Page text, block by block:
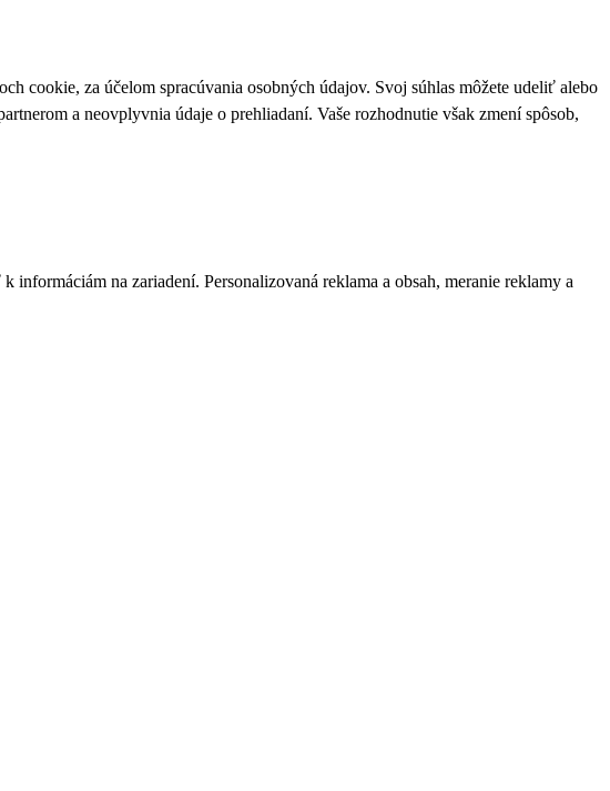
cookie, za účelom spracúvania osobných údajov. Svoj súhlas môžete udeliť alebo
a neovplyvnia údaje o prehliadaní. Vaše rozhodnutie však zmení spôsob,
na zariadení. Personalizovaná reklama a obsah, meranie reklamy a